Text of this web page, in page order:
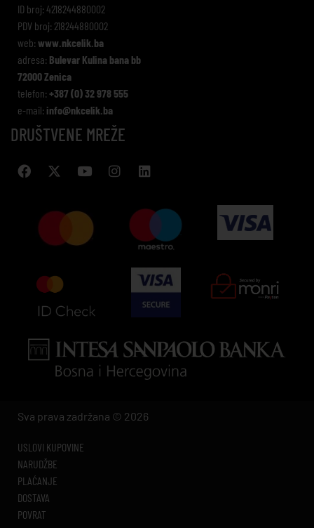
ID broj: 4218244880002
PDV broj: 218244880002
web: www.nkcelik.ba
adresa: Bulevar Kulina bana bb
72000 Zenica
telefon: +387 (0) 32 978 555
e-mail: info@nkcelik.ba
DRUŠTVENE MREŽE
Sva prava zadržana © 2026
USLOVI KUPOVINE
NARUDŽBE
PLAĆANJE
DOSTAVA
POVRAT